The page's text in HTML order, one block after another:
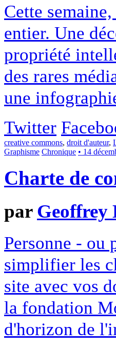
Cette
entier. Une
propriété
des rares
une
Twitter
creative commons, droit d'auteur,
Graphisme Chronique • 14
Charte de
par Geoffrey
Personne - ou
simplifier les
site avec vos
la fondation
d'horizon de